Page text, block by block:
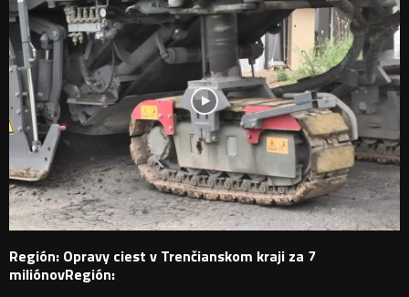
Región: Opravy ciest v Trenčianskom kraji za 7
miliónovRegión: